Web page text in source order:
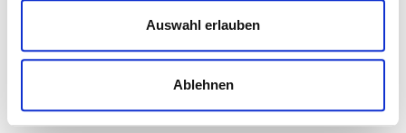
Auswahl erlauben
Ablehnen